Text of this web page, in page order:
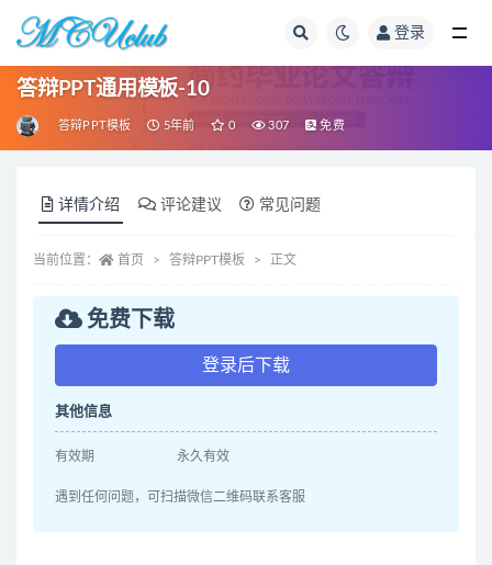
登录
答辩PPT通用模板-10
答辩PPT模板 5年前 0 307 免费
详情介绍 评论建议 常见问题
当前位置： 首页 答辩PPT模板 正文
免费下载
登录后下载
其他信息
有效期 永久有效
遇到任何问题，可扫描微信二维码联系客服